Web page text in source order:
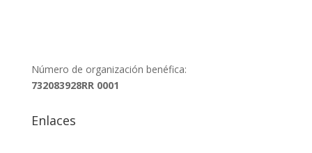
Número de organización benéfica:
732083928RR 0001
Enlaces